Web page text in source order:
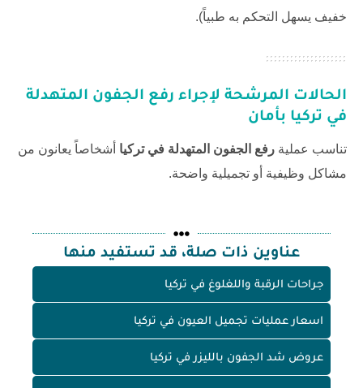
خفيف يسهل التحكم به طبياً).
الحالات المرشحة لإجراء رفع الجفون المتهدلة
في تركيا بأمان
تناسب عملية رفع الجفون المتهدلة في تركيا أشخاصاً يعانون من
مشاكل وظيفية أو تجميلية واضحة.
عناوين ذات صلة، قد تستفيد منها
جراحات الرقبة واللغلوغ في تركيا
اسعار عمليات تجميل العيون في تركيا
عروض شد الجفون بالليزر في تركيا